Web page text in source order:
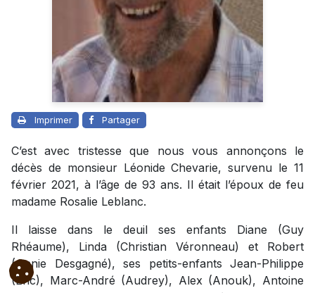
Imprimer Partager
C’est avec tristesse que nous vous annonçons le
décès de monsieur Léonide Chevarie, survenu le 11
février 2021, à l’âge de 93 ans. Il était l’époux de feu
madame Rosalie Leblanc.
Il laisse dans le deuil ses enfants Diane (Guy
Rhéaume), Linda (Christian Véronneau) et Robert
(Annie Desgagné), ses petits-enfants Jean-Philippe
(Eric), Marc-André (Audrey), Alex (Anouk), Antoine